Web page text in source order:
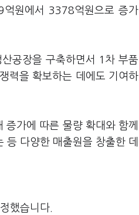
원에서 3378억원으로 증가
공장을 구축하면서 1차 부품
력을 확보하는 데에도 기여하
증가에 따른 물량 확대와 함께
등 다양한 매출원을 창출한 데
했습니다.